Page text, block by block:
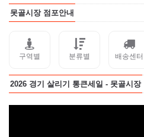
못골시장 점포안내
구역별 분류별 배송센터
2026 경기 살리기 통큰세일 - 못골시장